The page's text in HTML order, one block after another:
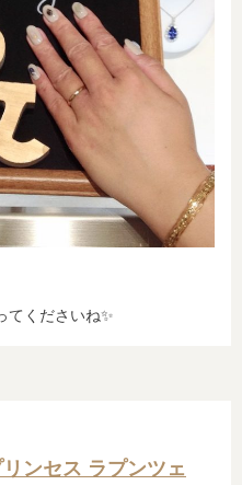
てくださいね✨
ンセス ラプンツェ